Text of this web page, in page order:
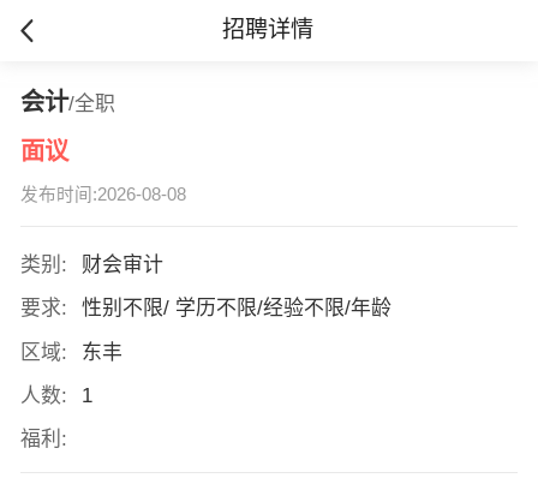
招聘详情
会计/全职
面议
发布时间:2026-08-08
类别:
财会审计
要求:
性别不限/ 学历不限/经验不限/年龄
区域:
东丰
人数:
1
福利: